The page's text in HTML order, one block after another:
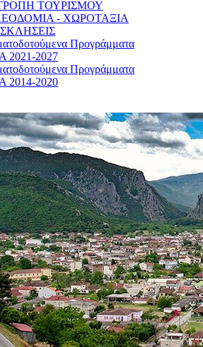
ΤΟΥΡΙΣΜΟΥ
- ΧΩΡΟΤΑΞΙΑ
Προγράμματα
2021-2027
Προγράμματα
2014-2020